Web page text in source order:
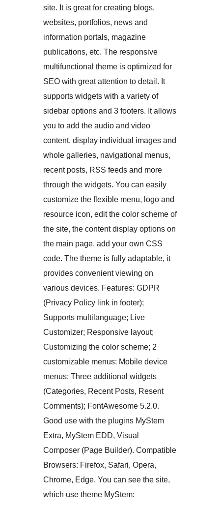
site. It is great for creating blogs,
websites, portfolios, news and
information portals, magazine
publications, etc. The responsive
multifunctional theme is optimized for
SEO with great attention to detail. It
supports widgets with a variety of
sidebar options and 3 footers. It allows
you to add the audio and video
content, display individual images and
whole galleries, navigational menus,
recent posts, RSS feeds and more
through the widgets. You can easily
customize the flexible menu, logo and
resource icon, edit the color scheme of
the site, the content display options on
the main page, add your own CSS
code. The theme is fully adaptable, it
provides convenient viewing on
various devices. Features: GDPR
(Privacy Policy link in footer);
Supports multilanguage; Live
Customizer; Responsive layout;
Customizing the color scheme; 2
customizable menus; Mobile device
menus; Three additional widgets
(Categories, Recent Posts, Resent
Comments); FontAwesome 5.2.0.
Good use with the plugins MyStem
Extra, MyStem EDD, Visual
Composer (Page Builder). Compatible
Browsers: Firefox, Safari, Opera,
Chrome, Edge. You can see the site,
which use theme MyStem: